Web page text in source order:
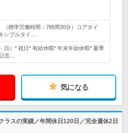
標準労働時間：7時間30分）コアタイ
シブルタイ…
日）* 祝日* 有給休暇* 年末年始休暇* 夏季
念…
気になる
ラスの実績／年間休日120日／完全週休2日